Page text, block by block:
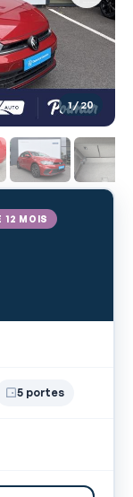
1/ 20
12 MOIS
5 portes